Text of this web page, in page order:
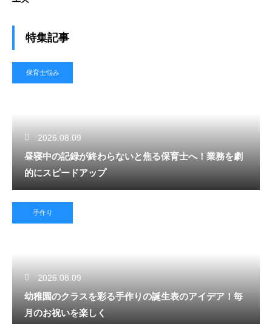
特集記事
保育士悩み
2026.08.09
昼寝中の記録が終わらないと焦る保育士へ！業務を劇
的にスピードアップ
手作り
2026.08.09
幼稚園のクラスを彩る手作りの誕生表のアイデア！毎
月のお祝いを楽しく